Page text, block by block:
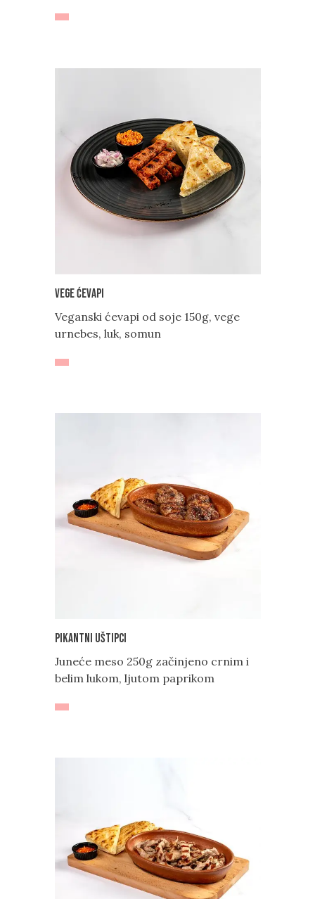
Vege ćevapi
Veganski ćevapi od soje 150g, vege
urnebes, luk, somun
Pikantni uštipci
Juneće meso 250g začinjeno crnim i
belim lukom, ljutom paprikom